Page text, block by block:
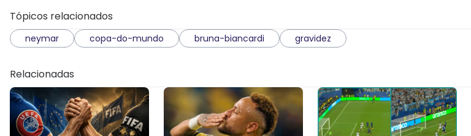
Tópicos relacionados
neymar copa-do-mundo bruna-biancardi gravidez
Relacionadas